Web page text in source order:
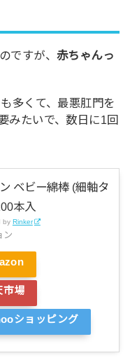
ですが、赤ちゃんっ
多くて、最悪肛門を
みたいで、数日に1回
ベビー綿棒 (細軸タ
本入
by Rinker
ン
市場
ショッピング